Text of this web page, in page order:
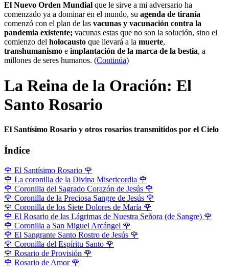
El Nuevo Orden Mundial que le sirve a mi adversario ha
comenzado ya a dominar en el mundo, su agenda de tiranía
comenzó con el plan de las vacunas y vacunación contra la
pandemia existente; vacunas estas que no son la solución, sino el
comienzo del holocausto que llevará a la muerte,
transhumanismo e implantación de la marca de la bestia, a
millones de seres humanos. (Continúa)
La Reina de la Oración: El
Santo Rosario
El Santísimo Rosario y otros rosarios transmitidos por el Cielo
Índice
🌹 El Santísimo Rosario 🌹
🌹 La coronilla de la Divina Misericordia 🌹
🌹 Coronilla del Sagrado Corazón de Jesús 🌹
🌹 Coronilla de la Preciosa Sangre de Jesús 🌹
🌹 Coronilla de los Siete Dolores de María 🌹
🌹 El Rosario de las Lágrimas de Nuestra Señora (de Sangre) 🌹
🌹 Coronilla a San Miguel Arcángel 🌹
🌹 El Sangrante Santo Rostro de Jesús 🌹
🌹 Coronilla del Espíritu Santo 🌹
🌹 Rosario de Provisión 🌹
🌹 Rosario de Amor 🌹